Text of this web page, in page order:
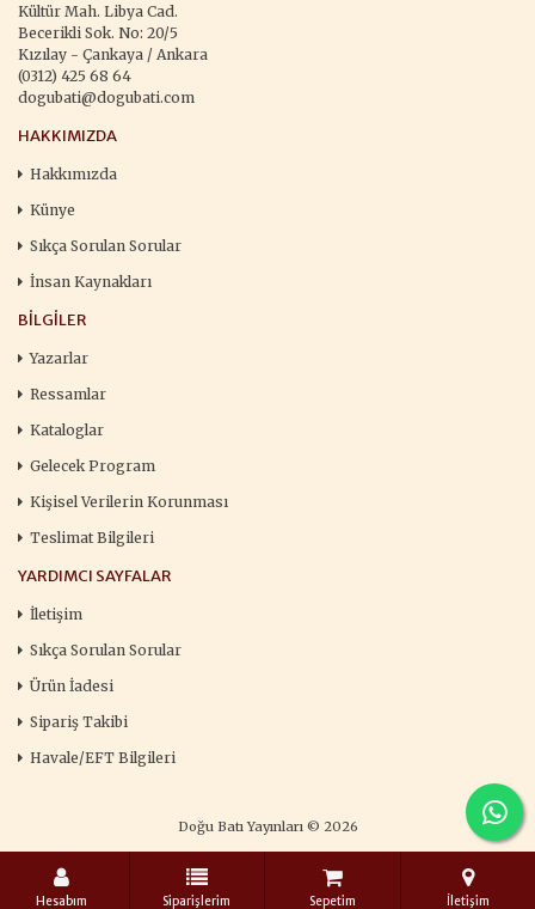
Hesabım Siparişlerim Sepetim İletişim
Kültür Mah. Libya Cad.
Becerikli Sok. No: 20/5
Kızılay - Çankaya / Ankara
(0312) 425 68 64
dogubati@dogubati.com
HAKKIMIZDA
Hakkımızda
Künye
Sıkça Sorulan Sorular
İnsan Kaynakları
BILGILER
Yazarlar
Ressamlar
Kataloglar
Gelecek Program
Kişisel Verilerin Korunması
Teslimat Bilgileri
YARDIMCI SAYFALAR
İletişim
Sıkça Sorulan Sorular
Ürün İadesi
Sipariş Takibi
Havale/EFT Bilgileri
Doğu Batı Yayınları © 2026